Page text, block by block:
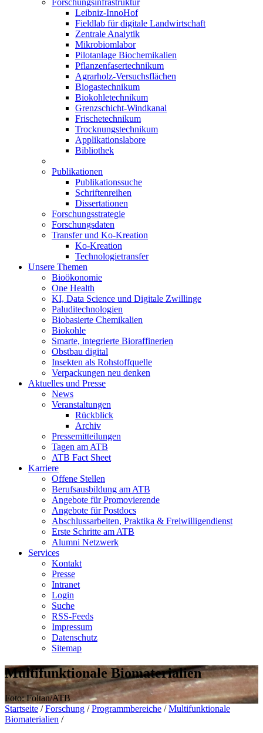
Forschungsinfrastruktur
Leibniz-InnoHof
Fieldlab für digitale Landwirtschaft
Zentrale Analytik
Mikrobiomlabor
Pilotanlage Biochemikalien
Pflanzenfasertechnikum
Agrarholz-Versuchsflächen
Biogastechnikum
Biokohletechnikum
Grenzschicht-Windkanal
Frischetechnikum
Trocknungstechnikum
Applikationslabore
Bibliothek
Publikationen
Publikationssuche
Schriftenreihen
Dissertationen
Forschungsstrategie
Forschungsdaten
Transfer und Ko-Kreation
Ko-Kreation
Technologietransfer
Unsere Themen
Bioökonomie
One Health
KI, Data Science und Digitale Zwillinge
Paluditechnologien
Biobasierte Chemikalien
Biokohle
Smarte, integrierte Bioraffinerien
Obstbau digital
Insekten als Rohstoffquelle
Verpackungen neu denken
Aktuelles und Presse
News
Veranstaltungen
Rückblick
Archiv
Pressemitteilungen
Tagen am ATB
ATB Fact Sheet
Karriere
Offene Stellen
Berufsausbildung am ATB
Angebote für Promovierende
Angebote für Postdocs
Abschlussarbeiten, Praktika & Freiwilligendienst
Erste Schritte am ATB
Alumni Netzwerk
Services
Kontakt
Presse
Intranet
Login
Suche
RSS-Feeds
Impressum
Datenschutz
Sitemap
Multifunktionale Biomaterialien
Foto: Foltan/ATB
Startseite / Forschung / Programmbereiche / Multifunktionale
Biomaterialien /